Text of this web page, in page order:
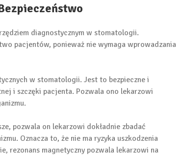
diagnostycznym w stomatologii.
pacjentów, ponieważ nie wymaga wprowadzania
w stomatologii. Jest to bezpieczne i
i szczęki pacjenta. Pozwala ono lekarzowi
pozwala on lekarzowi dokładnie zbadać
Oznacza to, że nie ma ryzyka uszkodzenia
rezonans magnetyczny pozwala lekarzowi na